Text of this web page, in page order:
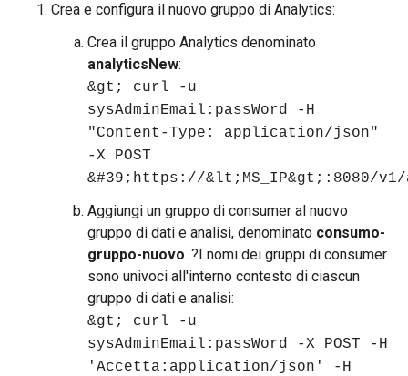
Crea e configura il nuovo gruppo di Analytics:
Crea il gruppo Analytics denominato
analyticsNew:
&gt; curl -u
sysAdminEmail:passWord -H
"Content-Type: application/json"
-X POST
&#39;https://&lt;MS_IP&gt;:8080/
Aggiungi un gruppo di consumer al nuovo
gruppo di dati e analisi, denominato consumo-
gruppo-nuovo. ?I nomi dei gruppi di consumer
sono univoci all'interno contesto di ciascun
gruppo di dati e analisi:
&gt; curl -u
sysAdminEmail:passWord -X POST -H
'Accetta:application/json' -H